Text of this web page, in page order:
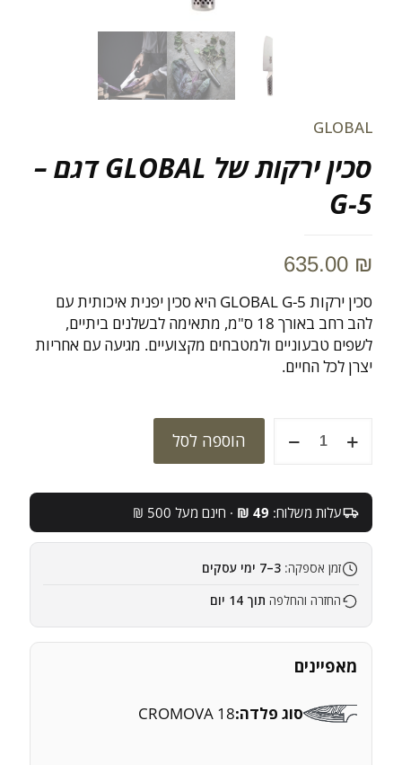
GLOBAL
סכין ירקות של GLOBAL דגם –
G-5
635.00 ₪
סכין ירקות GLOBAL G-5 היא סכין יפנית איכותית עם
להב רחב באורך 18 ס"מ, מתאימה לבשלנים ביתיים,
לשפים טבעוניים ולמטבחים מקצועיים. מגיעה עם אחריות
יצרן לכל החיים.
של
של
GLOBAL
דגם
הוספה לסל
עלות משלוח: 49 ₪ · חינם מעל 500 ₪
זמן אספקה: 3–7 ימי עסקים
החזרה והחלפה תוך 14 יום
מאפיינים
סוג פלדה:CROMOVA 18